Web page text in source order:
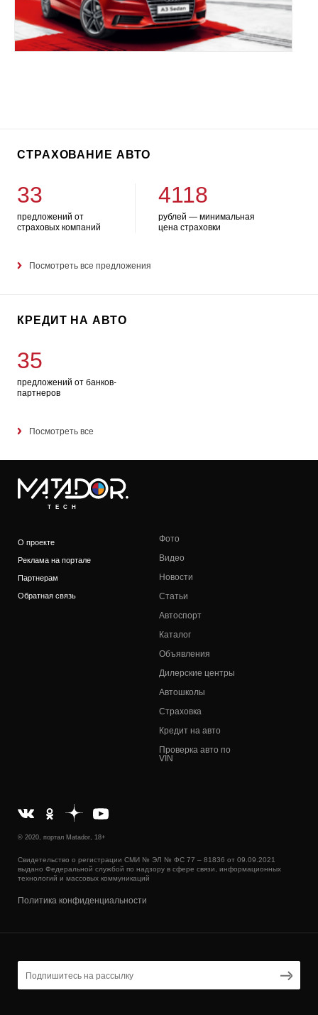
СТРАХОВАНИЕ АВТО
33
предложений от
страховых компаний
4118
рублей — минимальная
цена страховки
Посмотреть все предложения
КРЕДИТ НА АВТО
35
предложений от банков-
партнеров
Посмотреть все
TECH
О проекте
Реклама на портале
Партнерам
Обратная связь
Фото
Видео
Новости
Статьи
Автоспорт
Каталог
Объявления
Дилерские центры
Автошколы
Страховка
Кредит на авто
Проверка авто по
VIN
© 2020, портал Matador, 18+
Свидетельство о регистрации СМИ № ЭЛ № ФС 77 – 81836 от 09.09.2021
выдано Федеральной службой по надзору в сфере связи, информационных
технологий и массовых коммуникаций
Политика конфиденциальности